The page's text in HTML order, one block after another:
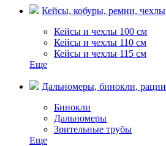
Кейсы, кобуры, ремни, чехлы
Кейсы и чехлы 100 см
Кейсы и чехлы 110 см
Кейсы и чехлы 115 см
Еще
Дальномеры, бинокли, рации
Бинокли
Дальномеры
Зрительные трубы
Еще